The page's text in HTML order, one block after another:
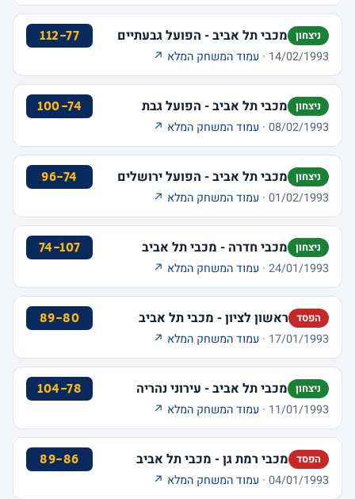
ניצחון מכבי תל אביב - הפועל גבעתיים 112-77
14/02/1993 · עמוד המשחק המלא ↗
ניצחון מכבי תל אביב - הפועל גבת 100-74
08/02/1993 · עמוד המשחק המלא ↗
ניצחון מכבי תל אביב - הפועל ירושלים 96-74
01/02/1993 · עמוד המשחק המלא ↗
ניצחון מכבי חדרה - מכבי תל אביב 74-107
24/01/1993 · עמוד המשחק המלא ↗
הפסד ראשון לציון - מכבי תל אביב 89-80
17/01/1993 · עמוד המשחק המלא ↗
ניצחון מכבי תל אביב - עירוני נהריה 104-78
11/01/1993 · עמוד המשחק המלא ↗
הפסד מכבי רמת גן - מכבי תל אביב 89-86
04/01/1993 · עמוד המשחק המלא ↗